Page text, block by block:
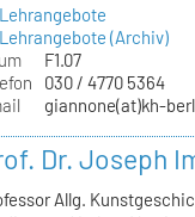
(Archiv)
F1.07
030 / 4770 5364
giannone(at)kh-
Dr. Joseph
Allg.